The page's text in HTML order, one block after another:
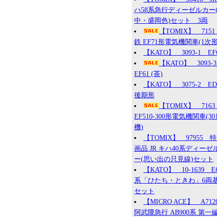
ハ58系急行ディーゼルカー
中・盛岡色)セット 3両
【TOMIX】
鉄 EF71形電気機関車(1次
【KATO】 3093-1
【KATO】
EF61 (茶)
【KATO】 3075-2
後期形
【TOMIX】
EF510-300形電気機関車
機)
【TOMIX】 97955 特
画品 JR キハ40系ディーゼ
ー(思い出の只見線)セット
【KATO】 10-1639
系「ひたち・ときわ」6両
セット
【MICRO ACE】
阿武隈急行 AB900系 第一